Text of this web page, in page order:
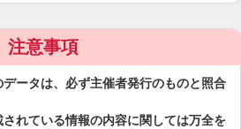
注意事項
ータは、必ず主催者発行のものと照合
れている情報の内容に関しては万全を